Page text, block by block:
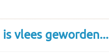
vlees geworden...